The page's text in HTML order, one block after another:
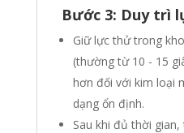
Bước 3: Duy trì
Giữ lực thử trong
(thường từ 10 - 15
hơn đối với kim loại
dạng ổn định.
Sau khi đủ thời